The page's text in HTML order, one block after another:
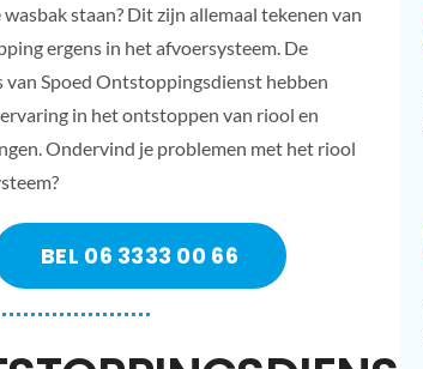
staan? Dit zijn allemaal tekenen van
ergens in het afvoersysteem. De
van Spoed Ontstoppingsdienst hebben
in het ontstoppen van riool en
Ondervind je problemen met het riool
BEL 06 3333 00 66